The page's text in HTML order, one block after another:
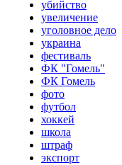
убийство
увеличение
уголовное дело
украина
фестиваль
ФК "Гомель"
ФК Гомель
фото
футбол
хоккей
школа
штраф
экспорт